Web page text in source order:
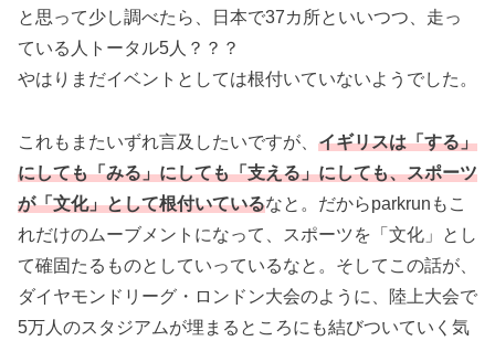
と思って少し調べたら、日本で37カ所といいつつ、走っ
ている人トータル5人？？？
やはりまだイベントとしては根付いていないようでした。
これもまたいずれ言及したいですが、 イギリスは「する」
にしても「みる」にしても「支える」にしても、スポーツ
が「文化」として根付いているなと。だからparkrunもこ
れだけのムーブメントになって、スポーツを「文化」とし
て確固たるものとしていっているなと。そしてこの話が、
ダイヤモンドリーグ・ロンドン大会のように、陸上大会で
5万人のスタジアムが埋まるところにも結びついていく気